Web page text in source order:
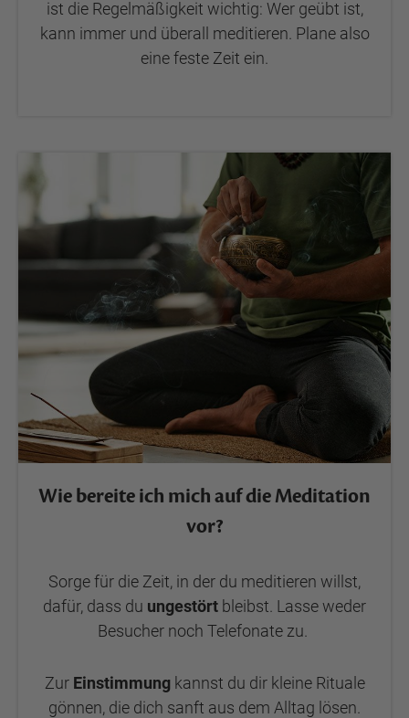
ist die Regelmäßigkeit wichtig: Wer geübt ist,
kann immer und überall meditieren. Plane also
eine feste Zeit ein.
Wie bereite ich mich auf die Meditation
vor?
Sorge für die Zeit, in der du meditieren willst,
dafür, dass du ungestört bleibst. Lasse weder
Besucher noch Telefonate zu.
Zur Einstimmung kannst du dir kleine Rituale
gönnen, die dich sanft aus dem Alltag lösen.